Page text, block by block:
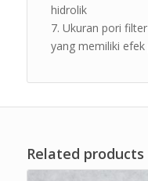
hidrolik
Ukuran pori
yang memiliki
Related products